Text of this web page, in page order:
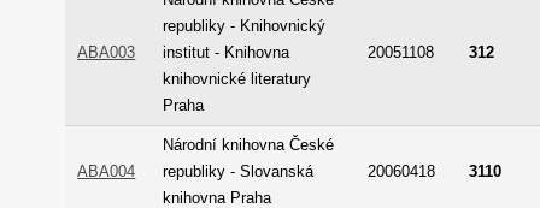
ABA003
republiky - Knihovnický
institut - Knihovna
knihovnické literatury
Praha
20051108 312
ABA004
Národní knihovna České
republiky - Slovanská
knihovna Praha
20060418 3110